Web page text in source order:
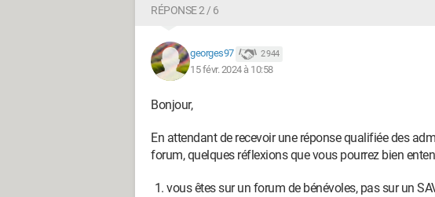
RÉPONSE 2 / 6
georges97 2 944
15 févr. 2024 à 10:58
Bonjour,
En attendant de recevoir une réponse qualifiée des
forum, quelques réflexions que vous pourrez bien
vous êtes sur un forum de bénévoles, pas sur un